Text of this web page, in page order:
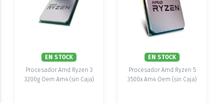
EN STOCK
Procesador Amd Ryzen 3
3200g Oem Am4 (sin Caja)
EN STOCK
Procesador Amd Ryzen 5
3500x Am4 Oem (sin Caja)